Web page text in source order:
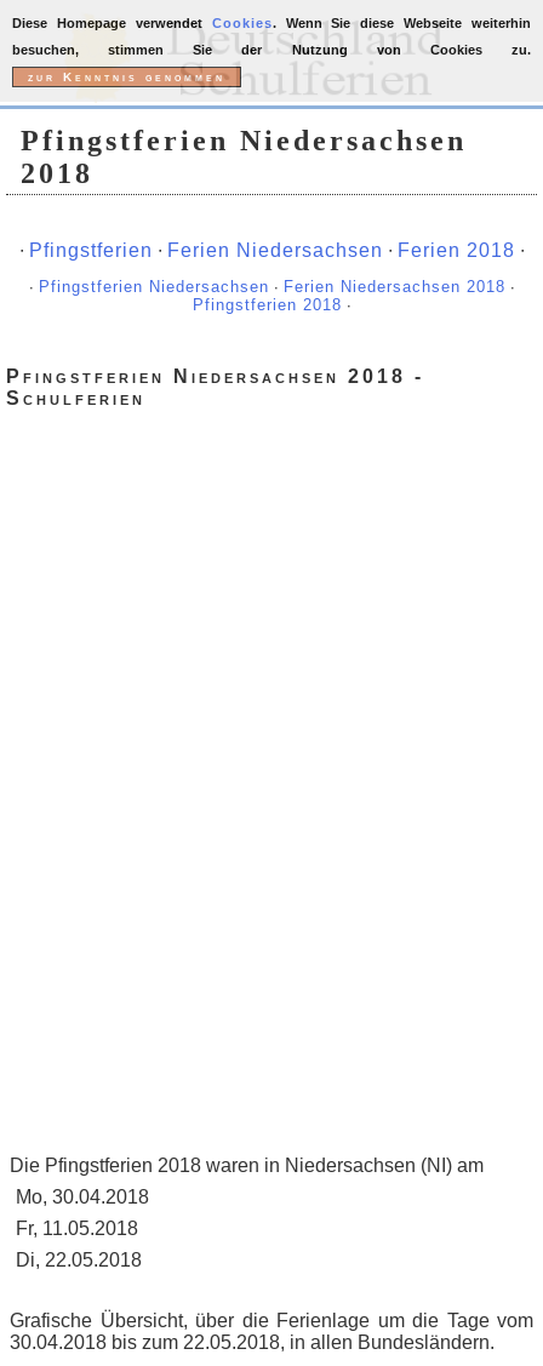
Pfingstferien Niedersachsen
2018
∙ Pfingstferien ∙ Ferien Niedersachsen ∙ Ferien 2018 ∙
∙ Pfingstferien Niedersachsen ∙ Ferien Niedersachsen 2018 ∙
Pfingstferien 2018 ∙
Pfingstferien Niedersachsen 2018 -
Schulferien
Die Pfingstferien 2018 waren in Niedersachsen (NI) am
Mo, 30.04.2018
Fr, 11.05.2018
Di, 22.05.2018
Grafische Übersicht, über die Ferienlage um die Tage vom
30.04.2018 bis zum 22.05.2018, in allen Bundesländern.
Diese Homepage verwendet Cookies. Wenn Sie diese Webseite weiterhin
besuchen, stimmen Sie der Nutzung von Cookies zu.